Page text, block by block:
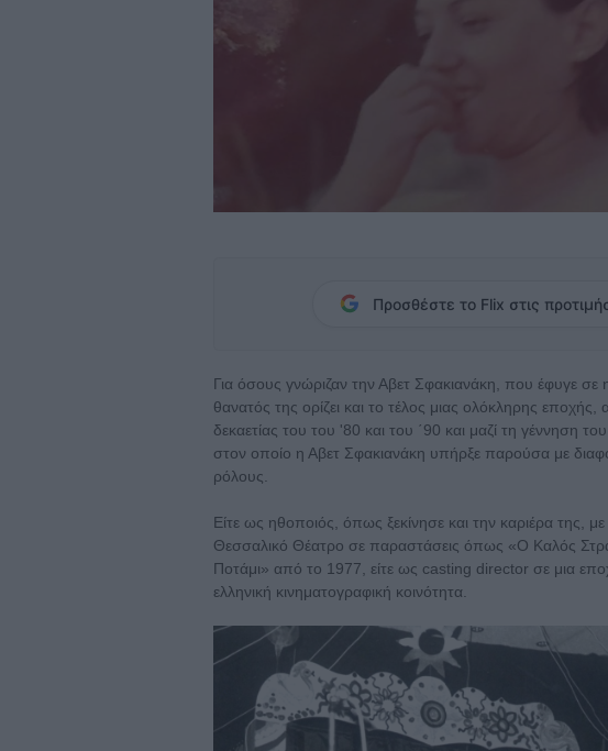
Προσθέστε το Flix στις
Για όσους γνώριζαν την Αβετ Σφακιανάκη, που έφυγε σε
θανατός της ορίζει και το τέλος μιας ολόκληρης εποχής,
δεκαετίας του του '80 και του ΄90 και μαζί τη γέννηση
στον οποίο η Αβετ Σφακιανάκη υπήρξε παρούσα με
ρόλους.
Είτε ως ηθοποιός, όπως ξεκίνησε και την καριέρα της,
Θεσσαλικό Θέατρο σε παραστάσεις όπως «Ο Καλός
Ποτάμι» από το 1977, είτε ως casting director σε μια
ελληνική κινηματογραφική κοινότητα.